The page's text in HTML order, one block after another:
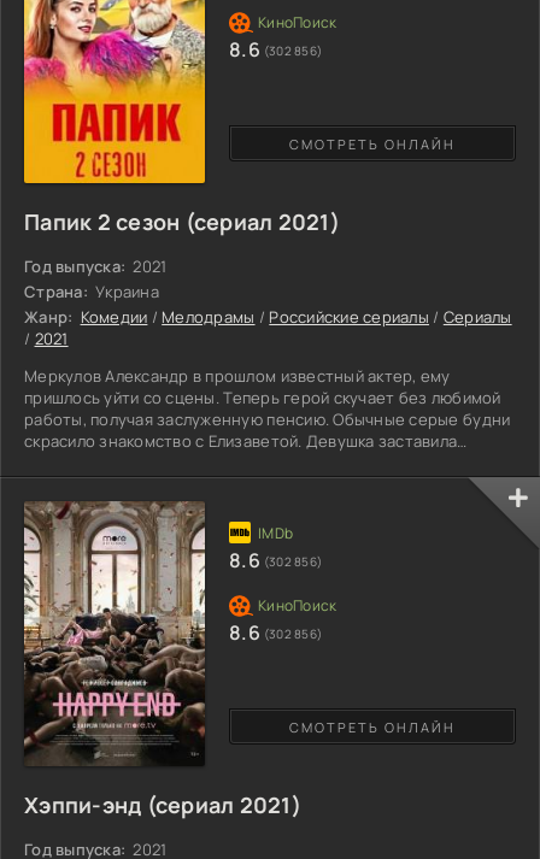
Папик 2 сезон (сериал 2021)
Год выпуска: 2021
Страна: Украина
Жанр: Комедии / Мелодрамы / Российские сериалы / Сериалы
/ 2021
Меркулов Александр в прошлом известный актер, ему
пришлось уйти со сцены. Теперь герой скучает без любимой
работы, получая заслуженную пенсию. Обычные серые будни
скрасило знакомство с Елизаветой. Девушка заставила
весь вкус счастья. Ссора со знакомым богатым человеком
многое меняет. Саша совершает ошибку, когда сосед
отсутствовал, он жил в его доме, нанеся ущерб на круглую
сумму. Тот обратился в полицию, виновник оказался в тюрьме.
В этот
СМОТРЕТЬ ОНЛАЙН
8.6 (302 856)
Хэппи-энд (сериал 2021)
Год выпуска: 2021
СМОТРЕТЬ ОНЛАЙН
8.6 (302 856)
8.6 (302 856)